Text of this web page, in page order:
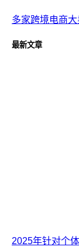
多家跨境电商
最新文章
2025年针对个